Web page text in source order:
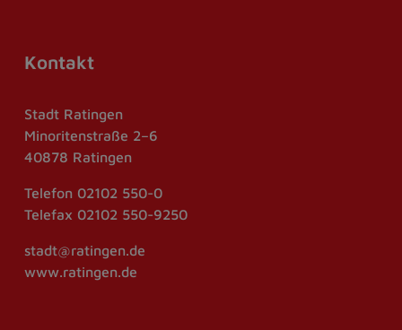
Kontakt
Stadt Ratingen
Minoritenstraße 2–6
40878 Ratingen
Telefon 02102 550-0
Telefax 02102 550-9250
stadt@ratingen.de
www.ratingen.de